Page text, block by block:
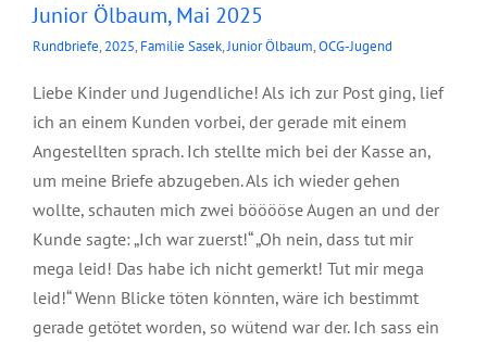
Junior Ölbaum, Mai 2025
Rundbriefe, 2025, Familie Sasek,Junior Ölbaum,OCG-Jugend
Liebe Kinder und Jugendliche! Als ich zur Post ging, lief
ich an einem Kunden vorbei, der gerade mit einem
Angestellten sprach. Ich stellte mich bei der Kasse an,
um meine Briefe abzugeben. Als ich wieder gehen
wollte, schauten mich zwei bööööse Augen an und der
Kunde sagte: „Ich war zuerst!“ „Oh nein, dass tut mir
mega leid! Das habe ich nicht gemerkt! Tut mir mega
leid!“ Wenn Blicke töten könnten, wäre ich bestimmt
gerade getötet worden, so wütend war der. Ich sass ein